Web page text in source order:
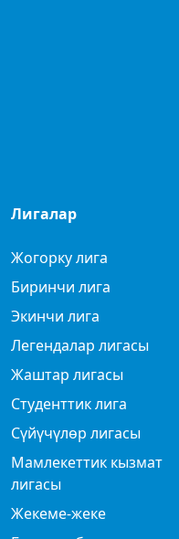
Лигалар
Жогорку лига
Биринчи лига
Экинчи лига
Легендалар лигасы
Жаштар лигасы
Студенттик лига
Сүйүчүлөр лигасы
Мамлекеттик кызмат
лигасы
Жекеме-жеке